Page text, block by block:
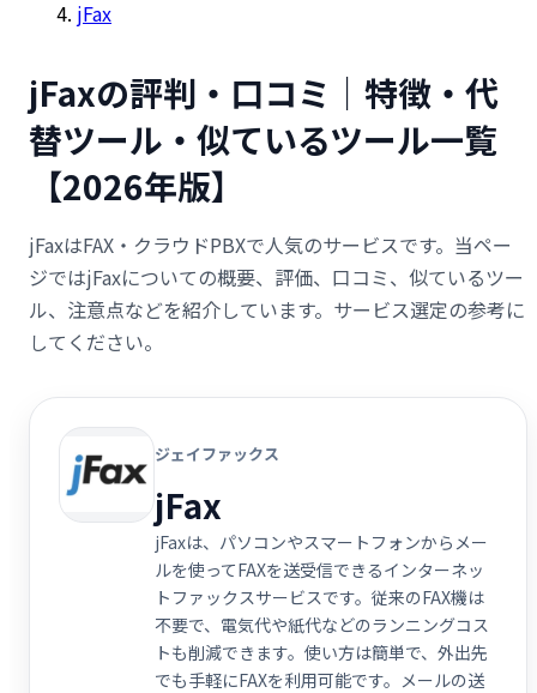
jFax
jFaxの評判・口コミ｜特徴・代
替ツール・似ているツール一覧
【2026年版】
jFaxはFAX・クラウドPBXで人気のサービスです。当ペー
ジではjFaxについての概要、評価、口コミ、似ているツー
ル、注意点などを紹介しています。サービス選定の参考に
してください。
ジェイファックス
jFax
jFaxは、パソコンやスマートフォンからメー
ルを使ってFAXを送受信できるインターネッ
トファックスサービスです。従来のFAX機は
不要で、電気代や紙代などのランニングコス
トも削減できます。使い方は簡単で、外出先
でも手軽にFAXを利用可能です。メールの送